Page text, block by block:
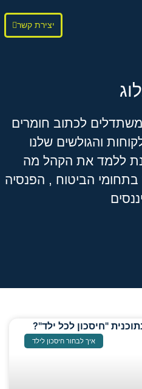
יצירת קשר
לכתוב חומרים
והגולשים שלנו
ללמד את הקהל מה
הביטוח , הפנסיה
איך לבחור חיסכון לילד